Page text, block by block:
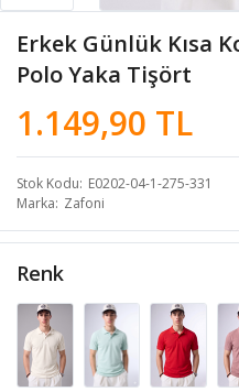
Erkek Günlük Kısa
Polo Yaka Tişört
1.149,90 TL
Stok Kodu E0202-04-1-275-331
Marka Zafoni
Renk